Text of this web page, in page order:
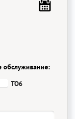
обслуживание:
ТО6